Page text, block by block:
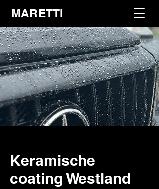
MARETTI
Keramische
coating Westland